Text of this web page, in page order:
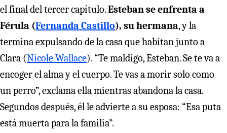
el final del tercer capítulo.Esteban se enfrenta a
Férula (Fernanda Castillo), su hermana, y la
termina expulsando de la casa que habitan junto a
Clara (Nicole Wallace). “Te maldigo, Esteban. Se te va a
encoger el alma y el cuerpo. Te vas a morir solo como
un perro”, exclama ella mientras abandona la casa.
Segundos después, él le advierte a su esposa: “Esa puta
está muerta para la familia”.